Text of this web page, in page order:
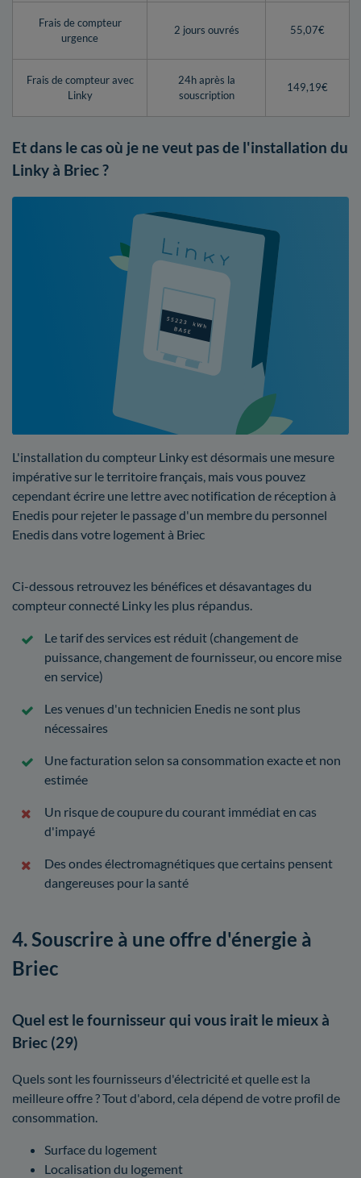
Frais de compteur
urgence
2 jours ouvrés 55,07€
Frais de compteur avec
Linky
24h après la
souscription
149,19€
Et dans le cas où je ne veut pas de l'installation du
Linky à Briec ?
L'installation du compteur Linky est désormais une mesure
impérative sur le territoire français, mais vous pouvez
cependant écrire une lettre avec notification de réception à
Enedis pour rejeter le passage d'un membre du personnel
Enedis dans votre logement à Briec
Ci-dessous retrouvez les bénéfices et désavantages du
compteur connecté Linky les plus répandus.
Le tarif des services est réduit (changement de
puissance, changement de fournisseur, ou encore mise
en service)
Les venues d'un technicien Enedis ne sont plus
nécessaires
Une facturation selon sa consommation exacte et non
estimée
Un risque de coupure du courant immédiat en cas
d'impayé
Des ondes électromagnétiques que certains pensent
dangereuses pour la santé
4. Souscrire à une offre d'énergie à
Briec
Quel est le fournisseur qui vous irait le mieux à
Briec (29)
Quels sont les fournisseurs d'électricité et quelle est la
meilleure offre ? Tout d'abord, cela dépend de votre profil de
consommation.
Surface du logement
Localisation du logement